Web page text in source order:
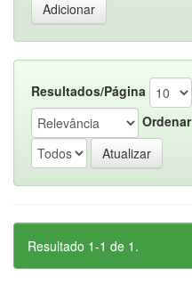
Resultados/Página
Ordenar
Resultado 1-1 de 1.